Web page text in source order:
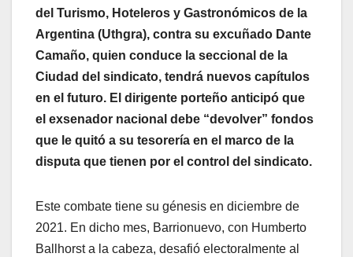
del Turismo, Hoteleros y Gastronómicos de la
Argentina (Uthgra), contra su excuñado Dante
Camaño, quien conduce la seccional de la
Ciudad del sindicato, tendrá nuevos capítulos
en el futuro. El dirigente porteño anticipó que
el exsenador nacional debe “devolver” fondos
que le quitó a su tesorería en el marco de la
disputa que tienen por el control del sindicato.
Este combate tiene su génesis en diciembre de
2021. En dicho mes, Barrionuevo, con Humberto
Ballhorst a la cabeza, desafió electoralmente al